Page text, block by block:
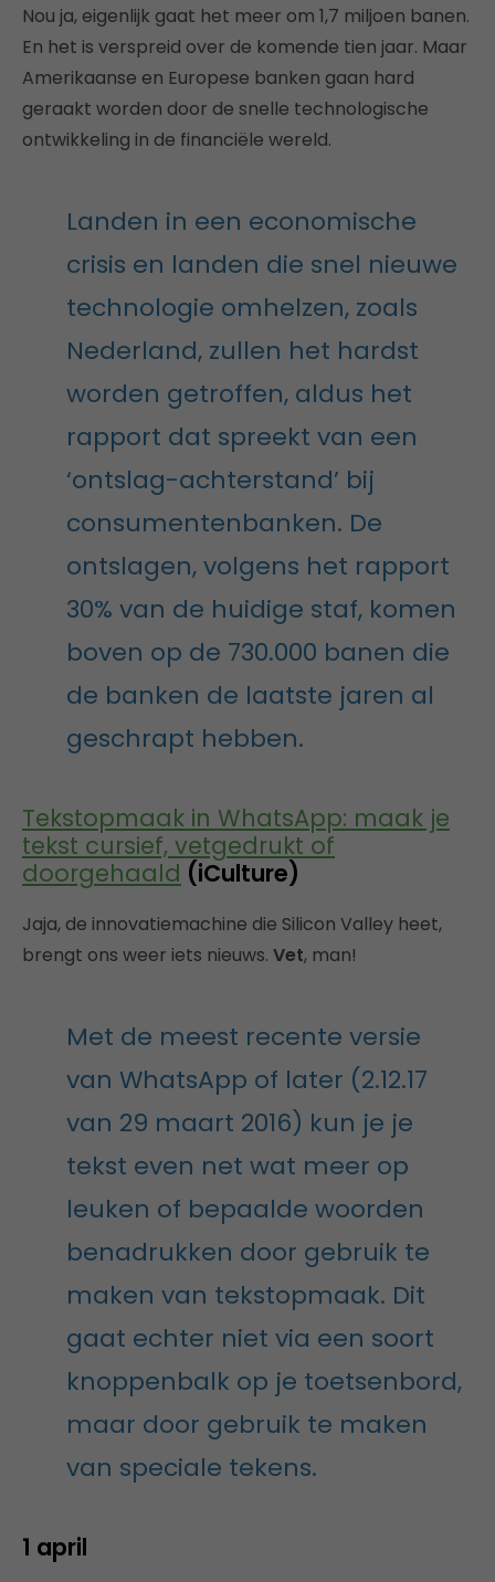
Nou ja, eigenlijk gaat het meer om 1,7 miljoen banen.
En het is verspreid over de komende tien jaar. Maar
Amerikaanse en Europese banken gaan hard
geraakt worden door de snelle technologische
ontwikkeling in de financiële wereld.
Landen in een economische
crisis en landen die snel nieuwe
technologie omhelzen, zoals
Nederland, zullen het hardst
worden getroffen, aldus het
rapport dat spreekt van een
‘ontslag-achterstand’ bij
consumentenbanken. De
ontslagen, volgens het rapport
30% van de huidige staf, komen
boven op de 730.000 banen die
de banken de laatste jaren al
geschrapt hebben.
Tekstopmaak in WhatsApp: maak je
tekst cursief, vetgedrukt of
doorgehaald (iCulture)
Jaja, de innovatiemachine die Silicon Valley heet,
brengt ons weer iets nieuws. Vet, man!
Met de meest recente versie
van WhatsApp of later (2.12.17
van 29 maart 2016) kun je je
tekst even net wat meer op
leuken of bepaalde woorden
benadrukken door gebruik te
maken van tekstopmaak. Dit
gaat echter niet via een soort
knoppenbalk op je toetsenbord,
maar door gebruik te maken
van speciale tekens.
1 april